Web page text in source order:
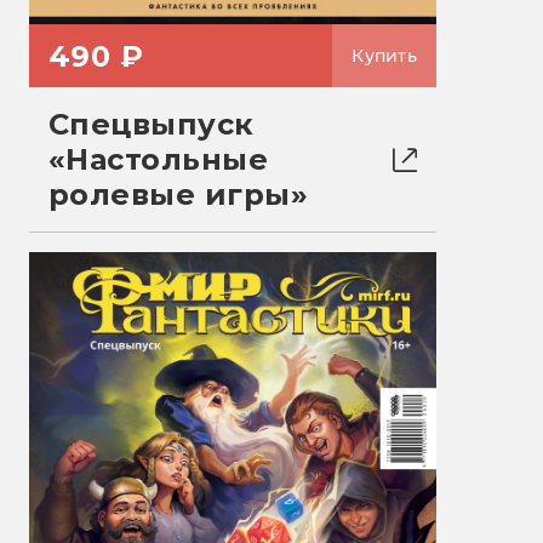
490 ₽ Купить
Спецвыпуск
«Настольные
ролевые игры»